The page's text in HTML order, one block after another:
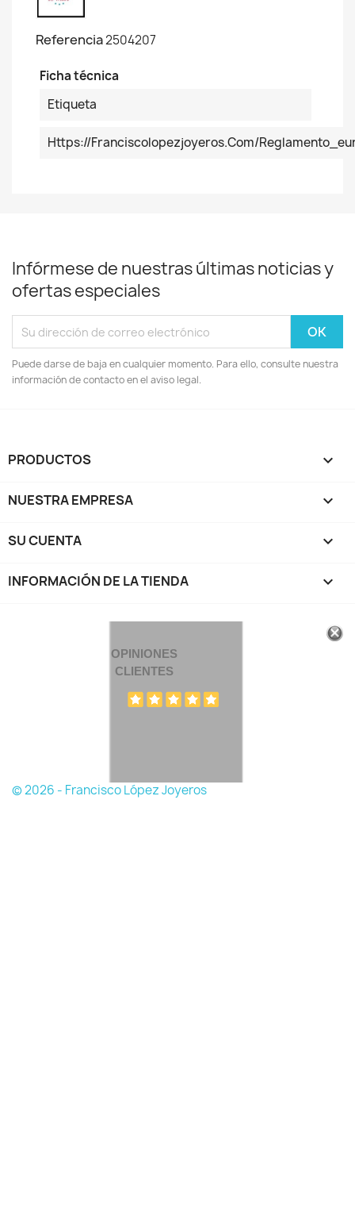
Referencia2504207
Ficha técnica
Etiqueta
Https://franciscolopezjoyeros.com/
Infórmese de nuestras últimas noticias y
ofertas especiales
Puede darse de baja en cualquier momento. Para ello, consulte nuestra
información de contacto en el aviso legal.
PRODUCTOS 
NUESTRA EMPRESA 
SU CUENTA 
INFORMACIÓN DE LA TIENDA keyboard_arrow_down
OPINIONES
CLIENTES
© 2026 - Francisco López Joyeros